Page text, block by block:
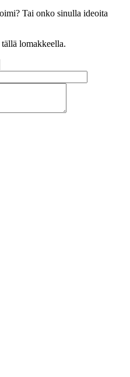
Tai onko sinulla ideoita
lomakkeella.